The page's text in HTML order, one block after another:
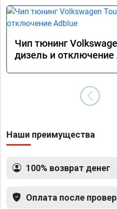
Чип тюнинг
дизель и отключение
Наши преимущества
100% возврат денег
Оплата после